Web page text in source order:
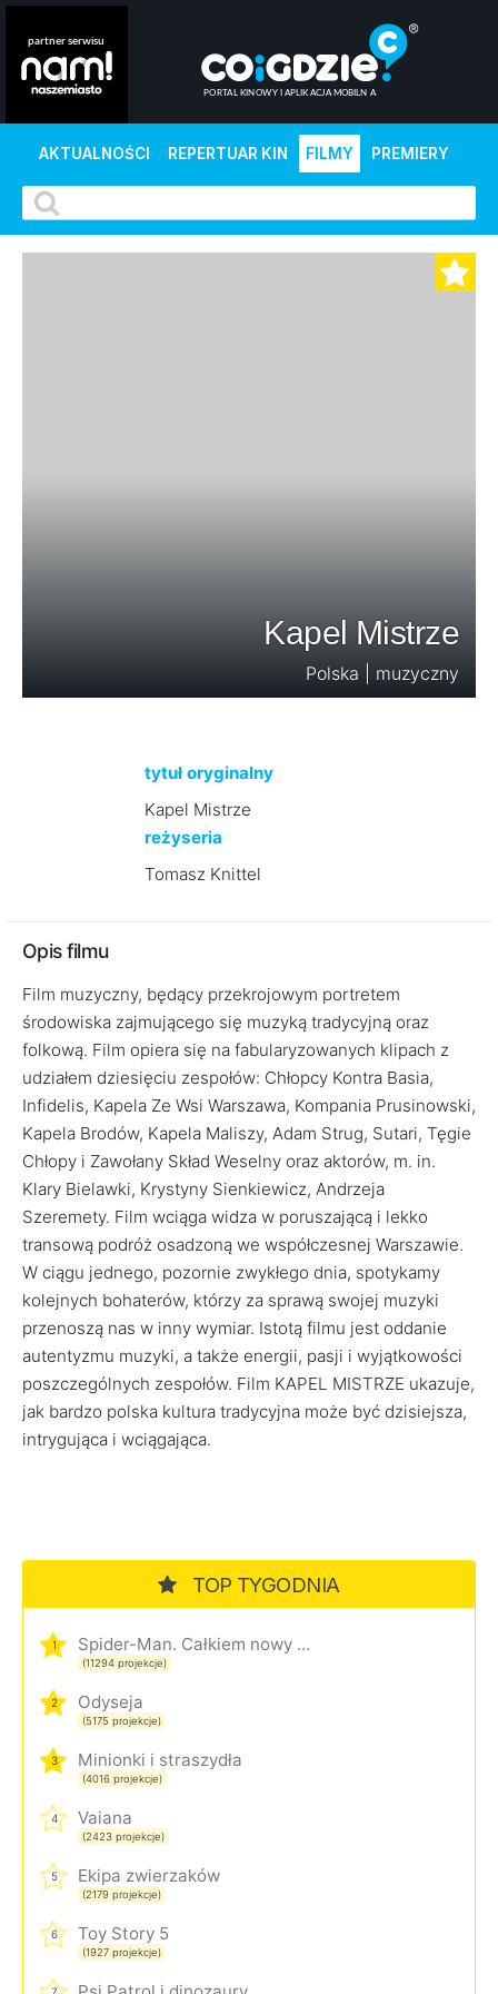
AKTUALNOŚCI REPERTUAR KIN FILMY PREMIERY
Kapel Mistrze
Polska | muzyczny
tytuł oryginalny
Kapel Mistrze
reżyseria
Tomasz Knittel
Opis filmu
Film muzyczny, będący przekrojowym portretem
środowiska zajmującego się muzyką tradycyjną oraz
folkową. Film opiera się na fabularyzowanych klipach z
udziałem dziesięciu zespołów: Chłopcy Kontra Basia,
Infidelis, Kapela Ze Wsi Warszawa, Kompania Prusinowski,
Kapela Brodów, Kapela Maliszy, Adam Strug, Sutari, Tęgie
Chłopy i Zawołany Skład Weselny oraz aktorów, m. in.
Klary Bielawki, Krystyny Sienkiewicz, Andrzeja
Szeremety. Film wciąga widza w poruszającą i lekko
transową podróż osadzoną we współczesnej Warszawie.
W ciągu jednego, pozornie zwykłego dnia, spotykamy
kolejnych bohaterów, którzy za sprawą swojej muzyki
przenoszą nas w inny wymiar. Istotą filmu jest oddanie
autentyzmu muzyki, a także energii, pasji i wyjątkowości
poszczególnych zespołów. Film KAPEL MISTRZE ukazuje,
jak bardzo polska kultura tradycyjna może być dzisiejsza,
intrygująca i wciągająca.
TOP TYGODNIA
1 Spider-Man. Całkiem nowy dzień
(11294 projekcje)
2 Odyseja
(5175 projekcje)
3 Minionki i straszydła
(4016 projekcje)
4 Vaiana
(2423 projekcje)
5 Ekipa zwierzaków
(2179 projekcje)
6 Toy Story 5
(1927 projekcje)